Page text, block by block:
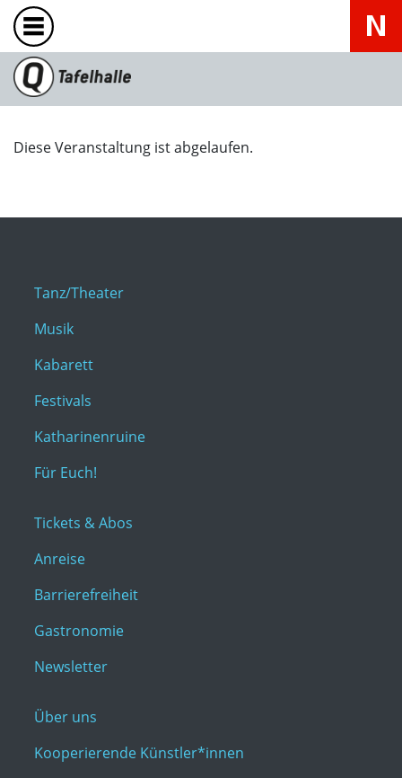
Diese Veranstaltung ist abgelaufen.
Tanz/Theater
Musik
Kabarett
Festivals
Katharinenruine
Für Euch!
Tickets & Abos
Anreise
Barrierefreiheit
Gastronomie
Newsletter
Über uns
Kooperierende Künstler*innen